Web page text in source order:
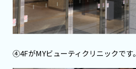
④4FがMYビューティクリニックです。